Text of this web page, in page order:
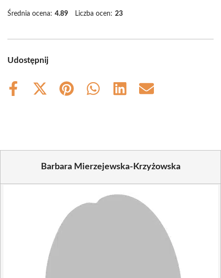
Średnia ocena: 4.89 Liczba ocen: 23
Udostępnij
Share
Share
Share
Share
Share
Share
Barbara Mierzejewska-Krzyżowska